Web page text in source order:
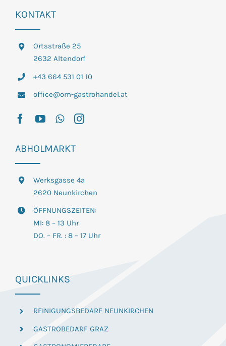
KONTAKT
Ortsstraße 25
2632 Altendorf
+43 664 531 01 10
office@om-gastrohandel.at
ABHOLMARKT
Werksgasse 4a
2620 Neunkirchen
ÖFFNUNGSZEITEN:
MI: 8 – 13 Uhr
DO. – FR. : 8 – 17 Uhr
QUICKLINKS
REINIGUNGSBEDARF NEUNKIRCHEN
GASTROBEDARF GRAZ